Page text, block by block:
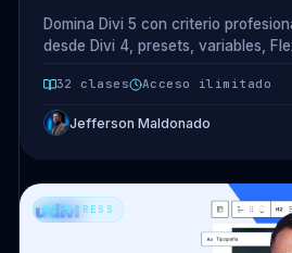
Domina Divi 5 con criterio
desde Divi 4, presets, variables,
32 clases Acceso ilimitado
Jefferson Maldonado
WORDPRESS